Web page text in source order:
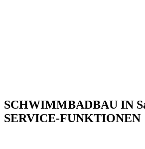
SCHWIMMBADBAU IN
SERVICE-FUNKTIONEN